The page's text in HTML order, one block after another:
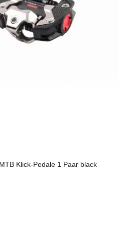
Klick-Pedale 1 Paar black